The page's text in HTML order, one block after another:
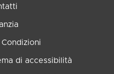
di accessibilità